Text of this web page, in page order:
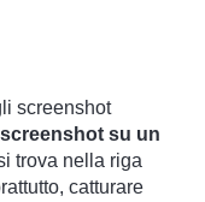
screenshot
su un
trova nella riga
catturare